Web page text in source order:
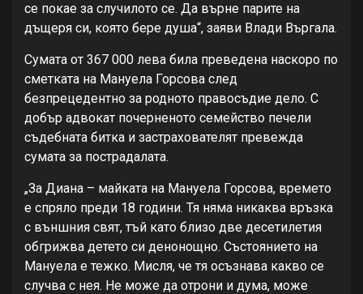
се покае за случилото се. Да върне парите на
дъщеря си, която бере душа“, заяви Влади Въргала.
Сумата от 367 000 лева била преведена наскоро по
сметката на Мануела Горсова след
безпрецедентно за родното правосъдие дело. С
добър адвокат почерненото семейство печели
съдебната битка и застрахователят превежда
сумата за пострадалата.
„За Диана – майката на Мануела Горсова, времето
е спряло преди 18 години. Тя няма никаква връзка
с външния свят, тъй като близо две десетилетия
обгрижва детето си денонощно. Състоянието на
Мануела е тежко. Мисля, че тя осъзнава какво се
случва с нея. Не може да отрони и дума, може